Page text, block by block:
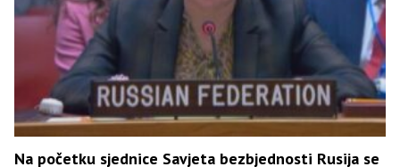
Na početku sjednice Savjeta bezbjednosti Rusija se